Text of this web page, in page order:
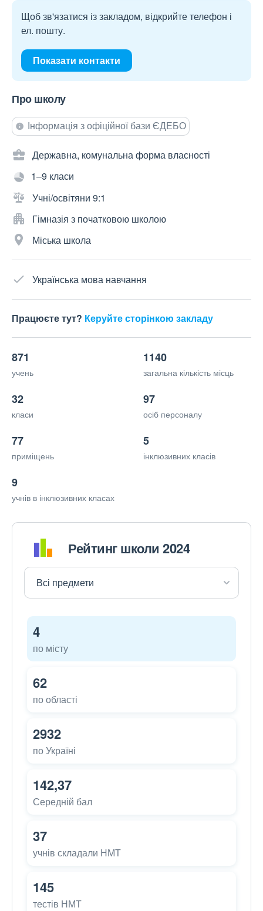
Щоб зв'язатися із закладом, відкрийте телефон і
ел. пошту.
Показати контакти
Про школу
Інформація з офіційної бази ЄДЕБО
Державна, комунальна форма власності
1–9 класи
Учні/освітяни 9:1
Гімназія з початковою школою
Міська школа
Українська мова навчання
Працюєте тут? Керуйте сторінкою закладу
871
учень
1140
загальна кількість місць
32
класи
97
осіб персоналу
77
приміщень
5
інклюзивних класів
9
учнів в інклюзивних класах
Рейтинг школи 2024
4
по місту
62
по області
2932
по Україні
142,37
Середній бал
37
учнів складали НМТ
145
тестів НМТ